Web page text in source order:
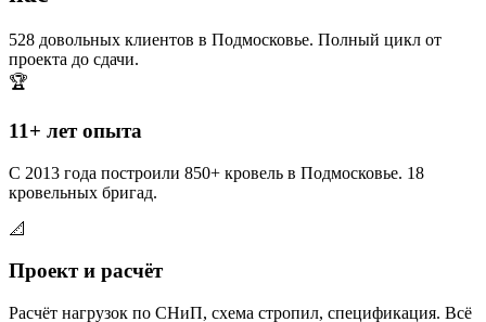
528 довольных клиентов в Подмосковье. Полный цикл от
проекта до сдачи.
🏆
11+ лет опыта
С 2013 года построили 850+ кровель в Подмосковье. 18
кровельных бригад.
📐
Проект и расчёт
Расчёт нагрузок по СНиП, схема стропил, спецификация. Всё